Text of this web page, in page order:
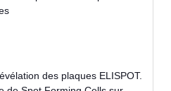
des plaques ELISPOT.